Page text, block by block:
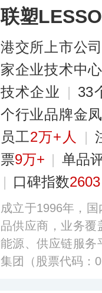
及全国多个省份
联塑LESSO
港交所上市公
家企业技术中
技术企业 | 33
个行业品牌金
员工2万+人 |
票9万+ | 单品
| 口碑指数2603
成立于1996年，
品供应商，业务覆
能源、供应链服务
集团（股票代码：